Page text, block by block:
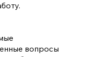
вопросы